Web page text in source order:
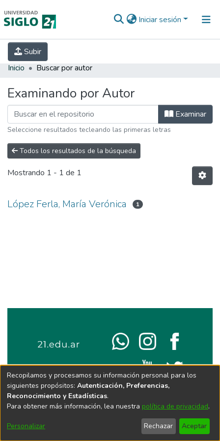
Iniciar sesión
Subir
INICIO EBOOK21
INVESTIGACIÓN
Inicio Buscar por autor
Examinando por Autor
Examinar
Seleccione resultados tecleando las primeras letras
Todos los resultados de la búsqueda
Mostrando 1 - 1 de 1
López Ferla, María Verónica 1
Recopilamos y procesamos su información personal para los
siguientes propósitos: Autenticación, Preferencias,
Reconocimiento y Estadísticas.
Para obtener más información, lea nuestra política de privacidad.
Personalizar Rechazar Aceptar